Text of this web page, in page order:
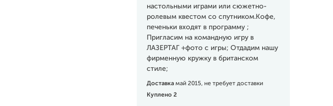
настольными играми или сюжетно-
ролевым квестом со спутником.Кофе,
печеньки входят в программу ;
Пригласим на командную игру в
ЛАЗЕРТАГ +фото с игры; Отдадим нашу
фирменную кружку в британском
стиле;
Доставка май 2015, не требует доставки
Куплено 2